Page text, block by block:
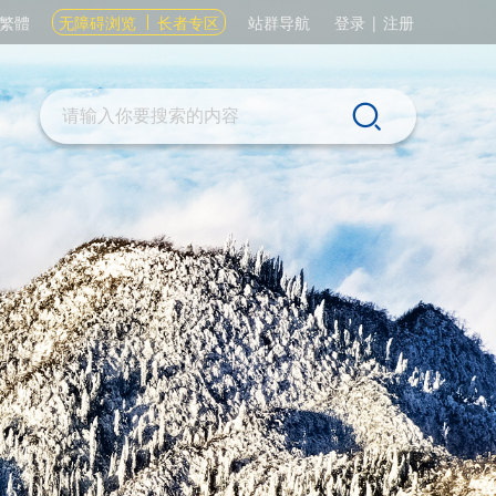
繁體 无障碍浏览 长者专区 站群导航 登录 | 注册